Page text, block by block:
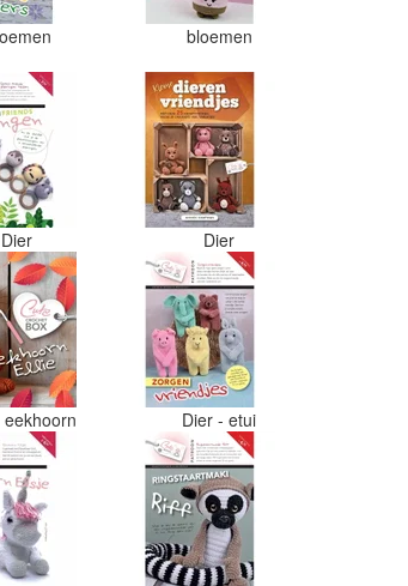
bloemen
Dier Dier
Dier - etui